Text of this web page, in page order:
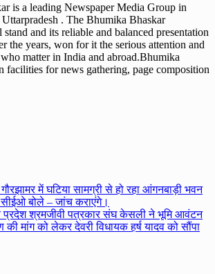
is a leading Newspaper Media Group in
. The Bhumika Bhaskar
and its reliable and balanced presentation
the years, won for it the serious attention and
matter in India and abroad.Bhumika
facilities for news gathering, page composition
में घटिया सामग्री से हो रहा आंगनबाड़ी भवन
सीईओ बोले – जांच कराएंगे।
प्रदेश श्रमजीवी पत्रकार संघ केसली ने भूमि आवंटन
की मांग को लेकर देवरी विधायक हर्ष यादव को सौंपा